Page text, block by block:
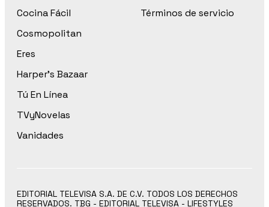
Cocina Fácil
Cosmopolitan
Eres
Harper’s Bazaar
Tú En Línea
TVyNovelas
Vanidades
Términos de servicio
EDITORIAL TELEVISA S.A. DE C.V. TODOS LOS DERECHOS
RESERVADOS. TBG - EDITORIAL TELEVISA - LIFESTYLES